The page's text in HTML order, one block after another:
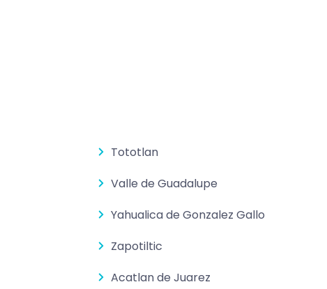
Tototlan
Valle de Guadalupe
Yahualica de Gonzalez Gallo
Zapotiltic
Acatlan de Juarez